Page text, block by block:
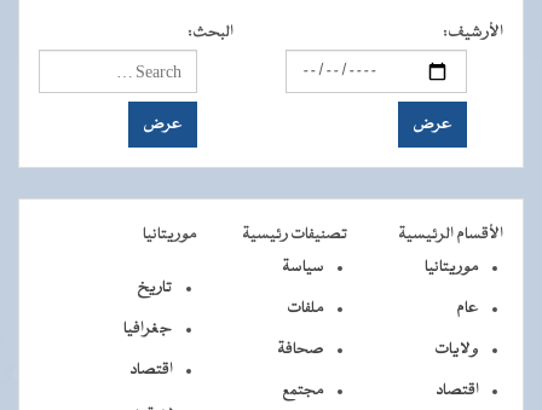
الأرشيف: البحث:
الأقسام الرئيسية تصنيفات رئيسية
موريتانيا
موريتانيا
عام
ولايات
اقتصاد
سياسة
ملفات
صحافة
مجتمع
تاريخ
جغرافيا
اقتصاد